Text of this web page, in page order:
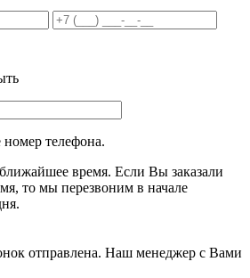
телефона.
время. Если Вы заказали
то мы перезвоним в начале
отправлена. Наш менеджер с Вами